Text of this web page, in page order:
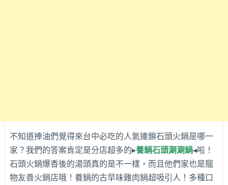
不知道捧油們覺得來台中必吃的人氣連鎖石頭火鍋是哪一
家？我們的答案肯定是分店超多的▸養鍋石頭涮涮鍋◂啦！
石頭火鍋爆香後的湯頭真的是不一樣，而且他們家也是寵
物友善火鍋店哦！養鍋的古早味雞肉鍋超吸引人！多種口